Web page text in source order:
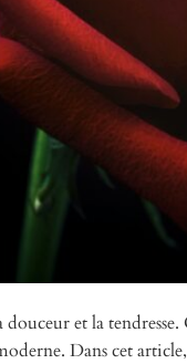
et la
Dans cet